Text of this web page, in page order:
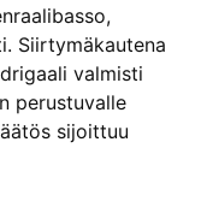
Siirtymäkautena
valmisti
perustuvalle
sijoittuu